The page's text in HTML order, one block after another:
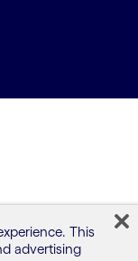
This
advertising